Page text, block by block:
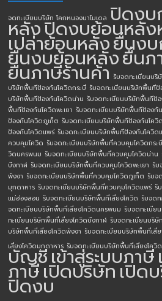
จดทะเบียนบริษัท โคกหนองนาโมเดล ปิดงบ
หลังปิดงบย้อนหลัง
เปล่าย้อนหลังยื่นงบ
ยื่นงบย้อนหลังยื่นภ
ยื่นภาษีร้านค้า รับจดทะเบียนบ
บริษัทพื้นทีป้องกันโควิดกระบี่ รับจดทะเบียนบริษัทพื้นที
บริษัทพื้นทีป้องกันโควิดน่าน รับจดทะเบียนบริษัทพื้นทีป้
พื้นทีป้องกันโควิดพะเยา รับจดทะเบียนบริษัทพื้นทีป้องกั
ป้องกันโควิดภูเก็ต รับจดทะเบียนบริษัทพื้นทีป้องกันโควิ
ป้องกันโควิดแพร่ รับจดทะเบียนบริษัทพื้นทีป้องกันโควิด
ควบคุมโควิด รับจดทะเบียนบริษัทพื้นที่ควบคุมโควิดกระบี่
วิดนครพนม รับจดทะเบียนบริษัทพื้นที่ควบคุมโควิดน่าน
บึงกาฬ รับจดทะเบียนบริษัทพื้นที่ควบคุมโควิดพะเยา รั
พังงา รับจดทะเบียนบริษัทพื้นที่ควบคุมโควิดภูเก็ต รับจ
มุกดาหาร รับจดทะเบียนบริษัทพื้นที่ควบคุมโควิดแพร่ รั
แม่ฮ่องสอน รับจดทะเบียนบริษัทพื้นที่เสี่ยงโควิด รับจด
จดทะเบียนบริษัทพื้นที่เสี่ยงโควิดนครพนม รับจดทะเบีย
ทะเบียนบริษัทพื้นที่เสี่ยงโควิดบึงกาฬ รับจดทะเบียนบริษั
บริษัทพื้นที่เสี่ยงโควิดพังงา รับจดทะเบียนบริษัทพื้นที่เสี่
เสี่ยงโควิดมุกดาหาร รับจดทะเบียนบริษัทพื้นที่เสี่ยงโควิ
บัญชีเข้าสู่ระบบภาษี
ภาษีเปิดบริษัทเปิด
ปิดงบ